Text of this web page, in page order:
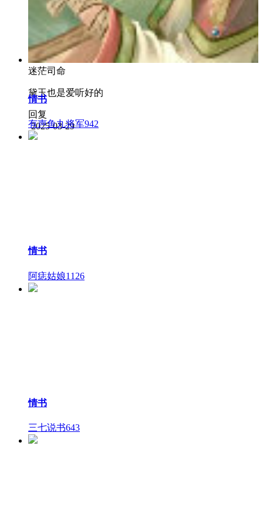
迷茫司命
黛玉也是爱听好的
回复
2025-03-29
0
情书
有声鱼丸将军942
情书
阿痣姑娘1126
情书
三七说书643